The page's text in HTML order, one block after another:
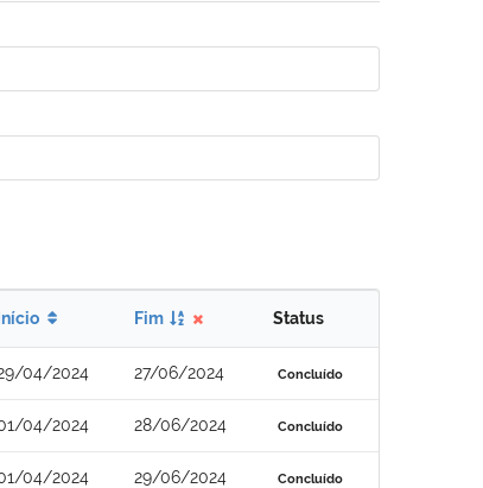
Fim Status
04/2024 27/06/2024 Concluído
04/2024 28/06/2024 Concluído
04/2024 29/06/2024 Concluído